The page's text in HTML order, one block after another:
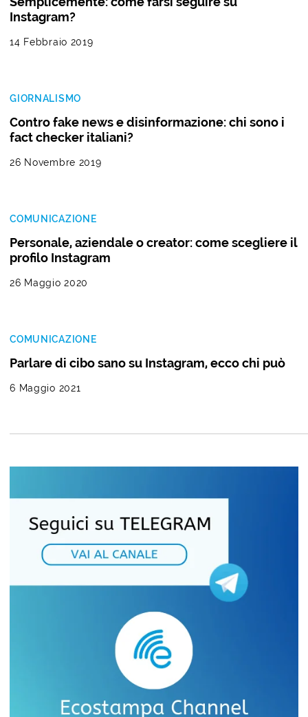
Instagram?
14 Febbraio 2019
GIORNALISMO
Contro fake news e disinformazione: chi sono i
fact checker italiani?
26 Novembre 2019
COMUNICAZIONE
Personale, aziendale o creator: come scegliere il
profilo Instagram
26 Maggio 2020
COMUNICAZIONE
Parlare di cibo sano su Instagram, ecco chi può
6 Maggio 2021